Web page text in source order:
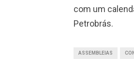
com um
Petrobrás.
ASSEMBLEIAS